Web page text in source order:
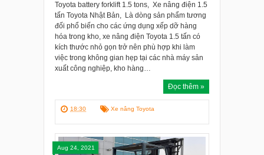
Toyota battery forklift 1.5 tons, Xe nâng điện 1.5
tấn Toyota Nhật Bản, Là dòng sản phẩm tương
đối phổ biến cho các ứng dụng xếp dỡ hàng
hóa trong kho, xe nâng điện Toyota 1.5 tấn có
kích thước nhỏ gọn trở nên phù hợp khi làm
việc trong không gian hẹp tại các nhà máy sản
xuất công nghiệp, kho hàng…
Đọc thêm »
18:30 Xe nâng Toyota
Aug 24, 2021